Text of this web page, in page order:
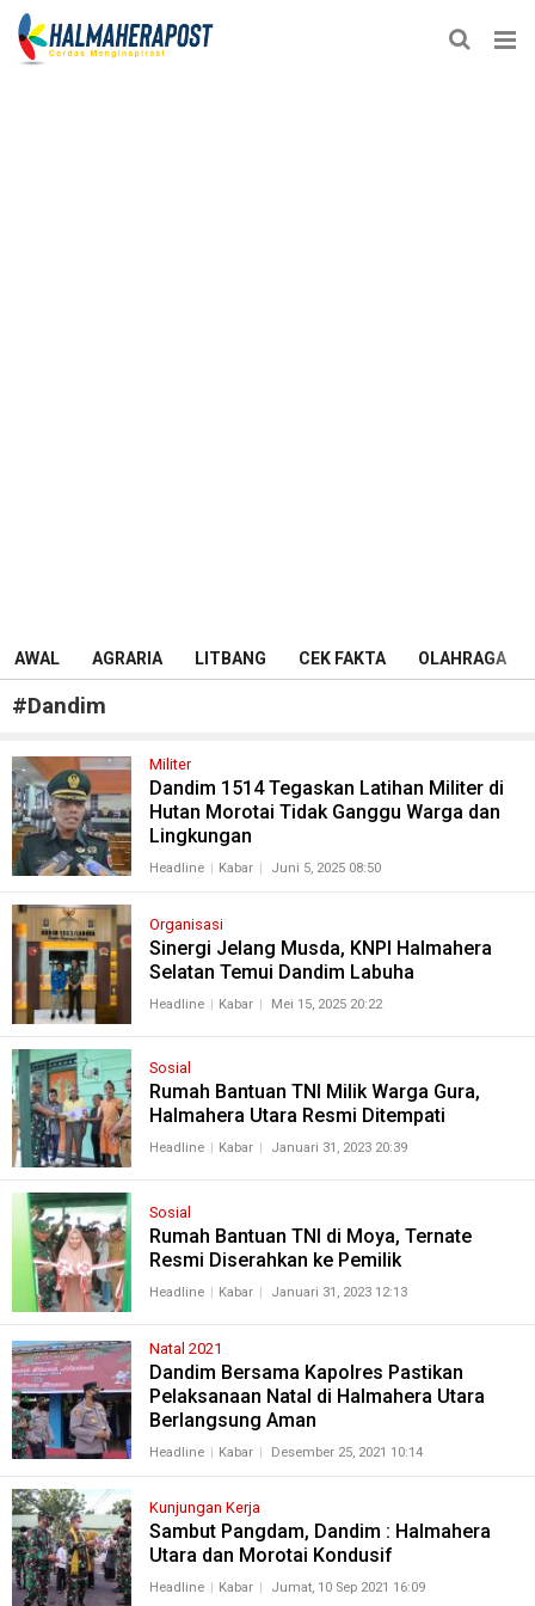
AWAL AGRARIA LITBANG CEK FAKTA OLAHRAGA
#Dandim
Militer
Dandim 1514 Tegaskan Latihan Militer di
Hutan Morotai Tidak Ganggu Warga dan
Lingkungan
Headline Kabar Juni 5, 2025 08:50
Organisasi
Sinergi Jelang Musda, KNPI Halmahera
Selatan Temui Dandim Labuha
Headline Kabar Mei 15, 2025 20:22
Sosial
Rumah Bantuan TNI Milik Warga Gura,
Halmahera Utara Resmi Ditempati
Headline Kabar Januari 31, 2023 20:39
Sosial
Rumah Bantuan TNI di Moya, Ternate
Resmi Diserahkan ke Pemilik
Headline Kabar Januari 31, 2023 12:13
Natal 2021
Dandim Bersama Kapolres Pastikan
Pelaksanaan Natal di Halmahera Utara
Berlangsung Aman
Headline Kabar Desember 25, 2021 10:14
Kunjungan Kerja
Sambut Pangdam, Dandim : Halmahera
Utara dan Morotai Kondusif
Headline Kabar Jumat, 10 Sep 2021 16:09